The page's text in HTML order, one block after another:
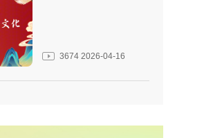
3674 2026-04-16